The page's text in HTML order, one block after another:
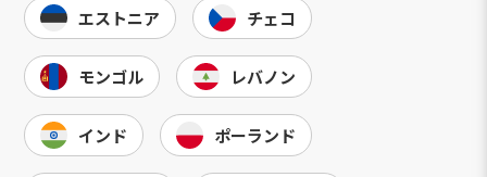
エストニア チェコ
モンゴル レバノン
インド ポーランド